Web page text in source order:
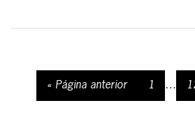
« Página anterior 1 …